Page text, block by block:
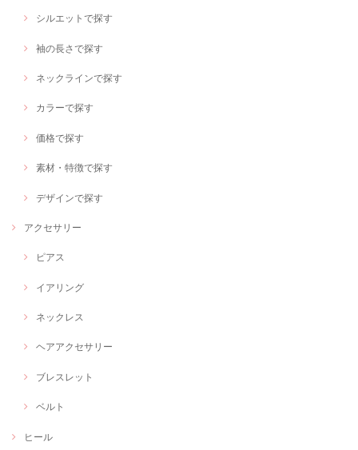
シルエットで探す
袖の長さで探す
ネックラインで探す
カラーで探す
価格で探す
素材・特徴で探す
デザインで探す
アクセサリー
ピアス
イアリング
ネックレス
ヘアアクセサリー
ブレスレット
ベルト
ヒール